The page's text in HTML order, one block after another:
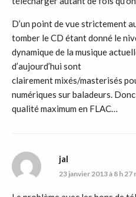
D’un point de vue strictement
tomber le CD étant donné le
dynamique de la musique
d’aujourd’hui sont
clairement mixés/masterisés
numériques sur baladeurs.
qualité maximum en FLAC…
jal
23 janvier 2013 à 8 h 27